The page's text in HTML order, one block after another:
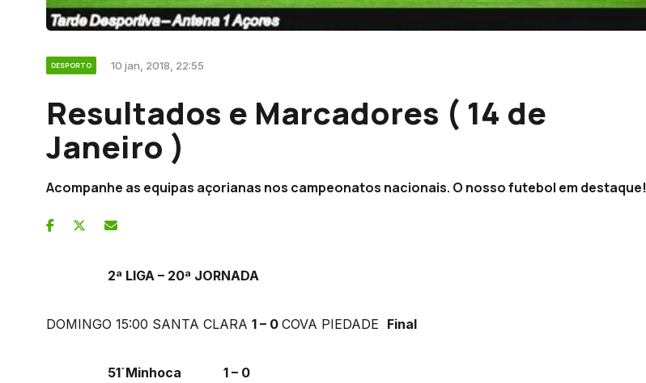
DESPORTO 10 jan, 2018, 22:55
Resultados e Marcadores ( 14 de
Janeiro )
Acompanhe as equipas açorianas nos campeonatos nacionais. O nosso futebol em destaque!
2ª LIGA – 20ª JORNADA
DOMINGO 15:00 SANTA CLARA 1 – 0 COVA PIEDADE Final
51´Minhoca 1 – 0